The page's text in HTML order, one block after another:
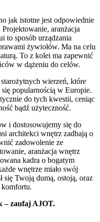
jak istotne jest odpowiednie
aranżacja
to sposób urządzania
żywiołów. Ma na celu
To z kolei ma zapewnić
w dążeniu do celów.
wierzeń, które
popularnością w Europie.
do tych kwestii, ceniąc
bądź użyteczność.
i dostosowujemy się do
architekci wnętrz zadbają o
zadowolenie ze
aranżacja wnętrz
kadra o bogatym
wnętrze miało swój
się Twoją dumą, ostoją, oraz
komfortu.
– zaufaj AJOT.